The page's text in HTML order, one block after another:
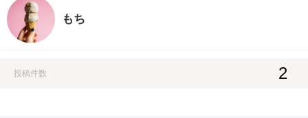
もち
投稿件数 2